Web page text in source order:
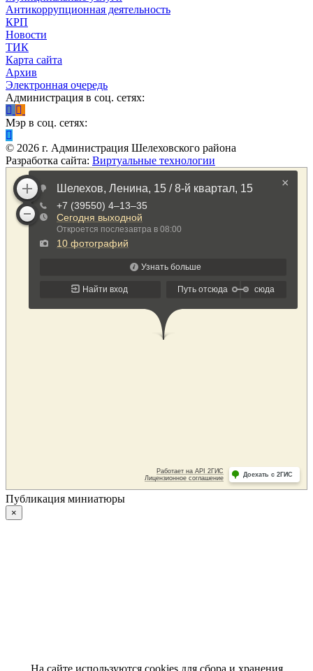
Антикоррупционная деятельность
КРП
Новости
ТИК
Карта сайта
Архив
Электронная очередь
Администрация в соц. сетях:
Мэр в соц. сетях:
© 2026 г. Администрация Шелеховского района
Разработка сайта: Виртуальные технологии
Публикация миниатюры
×
На сайте используются cookies для сбора и хранения